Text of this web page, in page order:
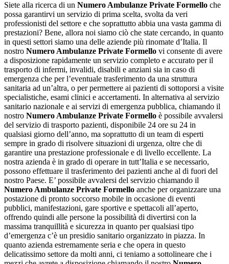
Siete alla ricerca di un Numero Ambulanze Private Formello che
possa garantirvi un servizio di prima scelta, svolta da veri
professionisti del settore e che soprattutto abbia una vasta gamma di
prestazioni? Bene, allora noi siamo ciò che state cercando, in quanto
in questi settori siamo una delle aziende più rinomate d’Italia. Il
nostro Numero Ambulanze Private Formello vi consente di avere
a disposizione rapidamente un servizio completo e accurato per il
trasporto di infermi, invalidi, disabili e anziani sia in caso di
emergenza che per l’eventuale trasferimento da una struttura
sanitaria ad un’altra, o per permettere ai pazienti di sottoporsi a visite
specialistiche, esami clinici e accertamenti. In alternativa al servizio
sanitario nazionale e ai servizi di emergenza pubblica, chiamando il
nostro Numero Ambulanze Private Formello è possibile avvalersi
del servizio di trasporto pazienti, disponibile 24 ore su 24 in
qualsiasi giorno dell’anno, ma soprattutto di un team di esperti
sempre in grado di risolvere situazioni di urgenza, oltre che di
garantire una prestazione professionale e di livello eccellente. La
nostra azienda è in grado di operare in tutt’Italia e se necessario,
possono effettuare il trasferimento dei pazienti anche al di fuori del
nostro Paese. E’ possibile avvalersi del servizio chiamando il
Numero Ambulanze Private Formello anche per organizzare una
postazione di pronto soccorso mobile in occasione di eventi
pubblici, manifestazioni, gare sportive e spettacoli all’aperto,
offrendo quindi alle persone la possibilità di divertirsi con la
massima tranquillità e sicurezza in quanto per qualsiasi tipo
d’emergenza c’è un presidio sanitario organizzato in piazza. In
quanto azienda estremamente seria e che opera in questo
delicatissimo settore da molti anni, ci teniamo a sottolineare che i